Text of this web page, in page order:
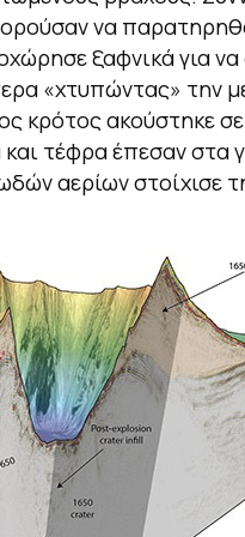
να
ξαφνικά για
«χτυπώντας» την
κρότος ακούστηκε
τέφρα έπεσαν στα
αερίων στοίχισε